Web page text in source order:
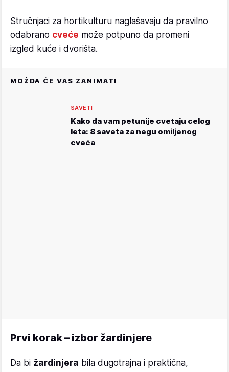
Stručnjaci za hortikulturu naglašavaju da pravilno
odabrano cveće može potpuno da promeni
izgled kuće i dvorišta.
MOŽDA ĆE VAS ZANIMATI
SAVETI
Kako da vam petunije cvetaju celog
leta: 8 saveta za negu omiljenog
cveća
Prvi korak – izbor žardinjere
Da bi žardinjera bila dugotrajna i praktična,